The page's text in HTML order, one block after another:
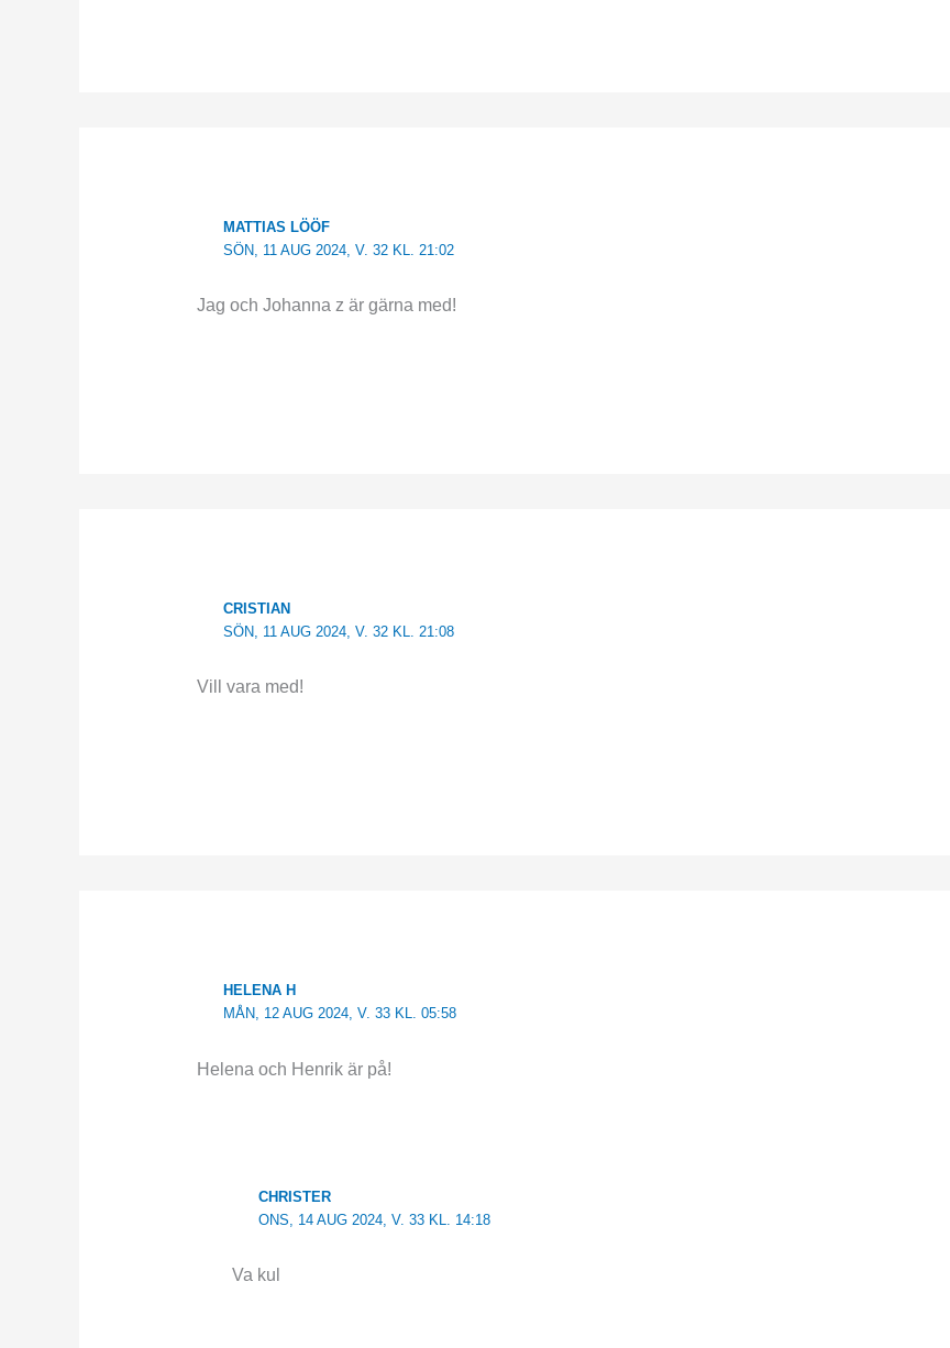
MATTIAS LÖÖF
SÖN, 11 AUG 2024, V. 32 KL. 21:02
Jag och Johanna z är gärna med!
CRISTIAN
SÖN, 11 AUG 2024, V. 32 KL. 21:08
Vill vara med!
HELENA H
MÅN, 12 AUG 2024, V. 33 KL. 05:58
Helena och Henrik är på!
CHRISTER
ONS, 14 AUG 2024, V. 33 KL. 14:18
Va kul